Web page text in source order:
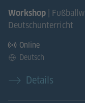
Workshop |
Deutschunterricht
Online
Deutsch
Details